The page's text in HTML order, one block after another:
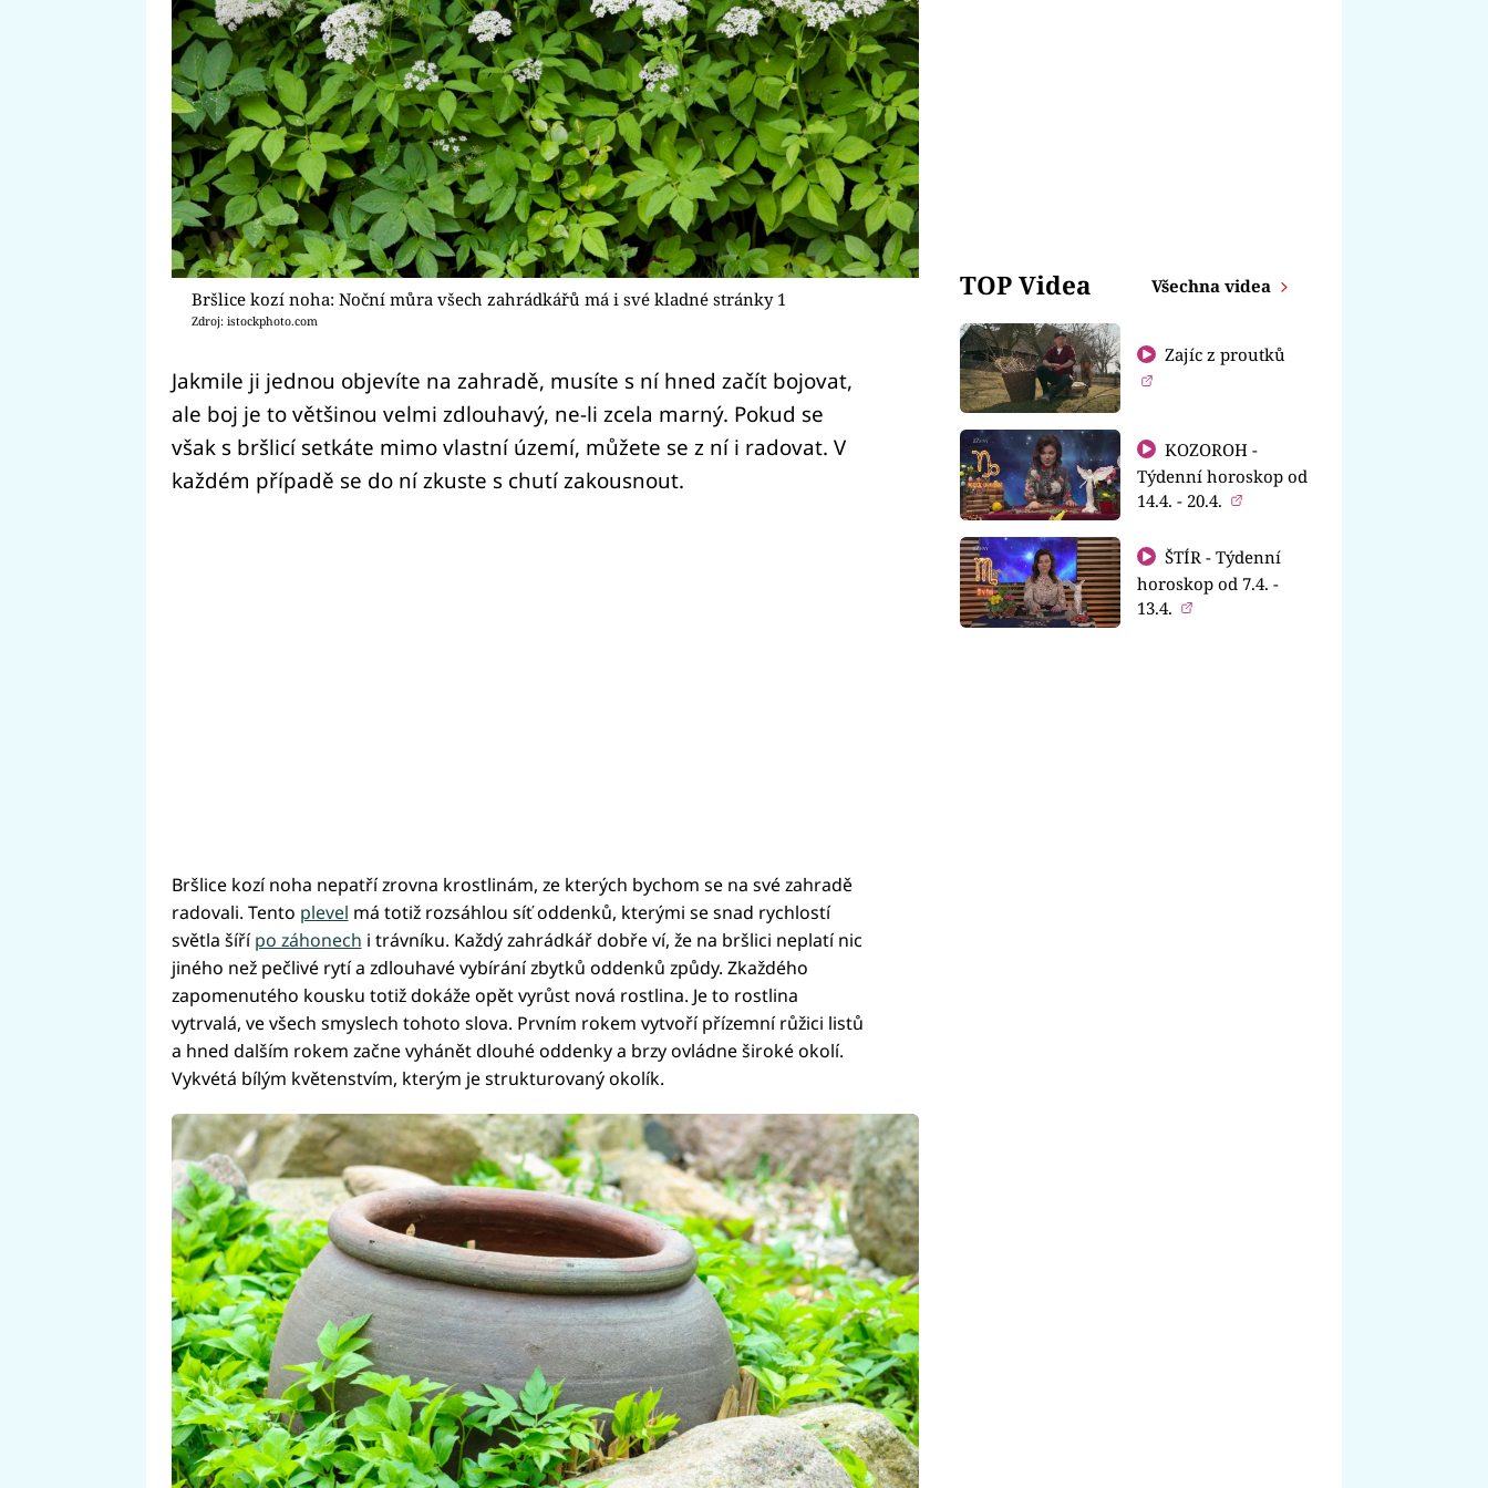
Bršlice kozí noha: Noční můra všech zahrádkářů má i své kladné stránky 1
Zdroj: istockphoto.com
Jakmile ji jednou objevíte na zahradě, musíte s ní hned začít bojovat,
ale boj je to většinou velmi zdlouhavý, ne-li zcela marný. Pokud se
však s bršlicí setkáte mimo vlastní území, můžete se z ní i radovat. V
každém případě se do ní zkuste s chutí zakousnout.
Bršlice kozí noha nepatří zrovna krostlinám, ze kterých bychom se na své zahradě
radovali. Tento plevel má totiž rozsáhlou síť oddenků, kterými se snad rychlostí
světla šířípo záhonech i trávníku. Každý zahrádkář dobře ví, že na bršlici neplatí nic
jiného než pečlivé rytí a zdlouhavé vybírání zbytků oddenků způdy. Zkaždého
zapomenutého kousku totiž dokáže opět vyrůst nová rostlina. Je to rostlina
vytrvalá, ve všech smyslech tohoto slova. Prvním rokem vytvoří přízemní růžici listů
a hned dalším rokem začne vyhánět dlouhé oddenky a brzy ovládne široké okolí.
Vykvétá bílým květenstvím, kterým je strukturovaný okolík.
TOP Videa Všechna videa
Zajíc z proutků
KOZOROH -
Týdenní horoskop od
14.4. - 20.4.
ŠTÍR - Týdenní
horoskop od 7.4. -
13.4.